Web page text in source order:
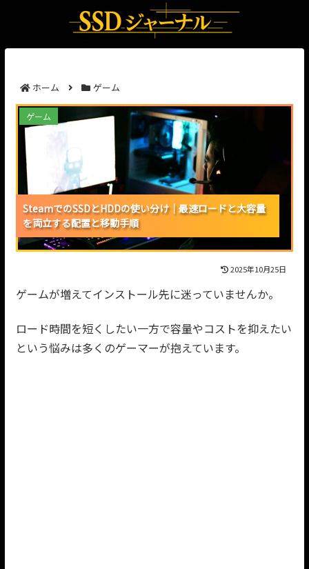
ホーム ゲーム
SteamでのSSDとHDDの使い分け｜最速ロードと大容
量を両立する配置と移動手順
SteamでのSSDとHDDの使い分け｜最速ロードと大容量
を両立する配置と移動手順
SteamでのSSDとHDDの使い分け｜最速ロードと大容量
を両立する配置と移動手順
SteamでのSSDとHDDの使い分け｜最速ロードと大容量
を両立する配置と移動手順
ゲーム
2025年10月25日
ゲームが増えてインストール先に迷っていませんか。
ロード時間を短くしたい一方で容量やコストを抑えたい
という悩みは多くのゲーマーが抱えています。